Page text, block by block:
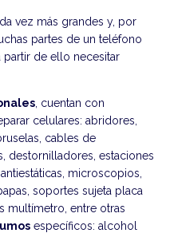
vez más grandes y, por
partes de un teléfono
de ello necesitar
, cuentan con
celulares: abridores,
cables de
destornilladores, estaciones
microscopios,
soportes sujeta placa
multímetro, entre otras
específicos: alcohol